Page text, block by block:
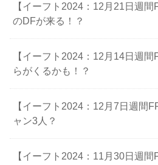
【イーフト2024：12月21日週
のDFが来る！？
【イーフト2024：12月14日週
らがくるかも！？
【イーフト2024：12月7日週間
ャン3人？
【イーフト2024：11月30日週